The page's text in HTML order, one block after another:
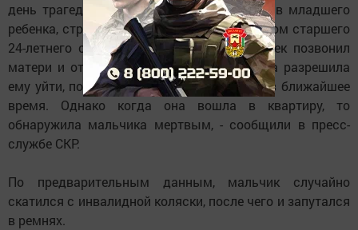
день трагедии она ушла на работу, оставив младшего
ребенка, страдающего ДЦП, под присмотром старшего
24-летнего сына. Вечером молодой человек позвонил
матери и отпросился к друзьям. Женщина разрешила
ему уйти, поскольку должна была прийти в ближайшее
время. Однако когда она вошла в квартиру, то
обнаружила мальчика мертвым, - сообщили в пресс-
службе СКР.
По предварительным данным, мальчик случайно
скатился с инвалидной коляски, после чего и запутался
в ремнях.